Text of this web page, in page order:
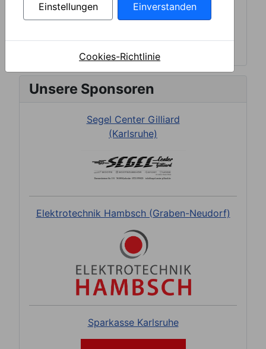
Unsere Sponsoren
Segel Center Gilliard
(Karlsruhe)
Elektrotechnik Hambsch (Graben-Neudorf)
Sparkasse Karlsruhe
Einstellungen Einverstanden
Cookies-Richtlinie